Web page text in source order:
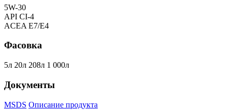
5W-30
API CI-4
ACEA E7/E4
Фасовка
5л 20л 208л 1 000л
Документы
MSDS Описание продукта